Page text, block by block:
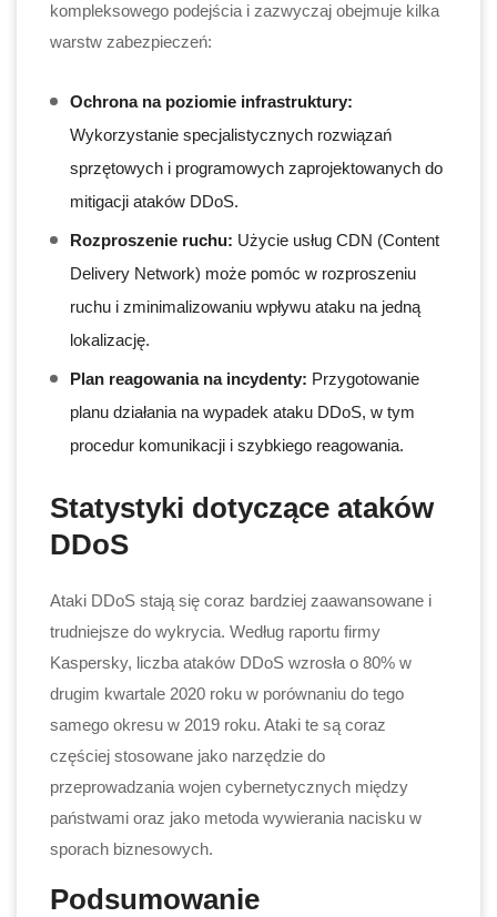
kompleksowego podejścia i zazwyczaj obejmuje kilka
warstw zabezpieczeń:
Ochrona na poziomie infrastruktury:
Wykorzystanie specjalistycznych rozwiązań
sprzętowych i programowych zaprojektowanych do
mitigacji ataków DDoS.
Rozproszenie ruchu: Użycie usług CDN (Content
Delivery Network) może pomóc w rozproszeniu
ruchu i zminimalizowaniu wpływu ataku na jedną
lokalizację.
Plan reagowania na incydenty: Przygotowanie
planu działania na wypadek ataku DDoS, w tym
procedur komunikacji i szybkiego reagowania.
Statystyki dotyczące ataków
DDoS
Ataki DDoS stają się coraz bardziej zaawansowane i
trudniejsze do wykrycia. Według raportu firmy
Kaspersky, liczba ataków DDoS wzrosła o 80% w
drugim kwartale 2020 roku w porównaniu do tego
samego okresu w 2019 roku. Ataki te są coraz
częściej stosowane jako narzędzie do
przeprowadzania wojen cybernetycznych między
państwami oraz jako metoda wywierania nacisku w
sporach biznesowych.
Podsumowanie